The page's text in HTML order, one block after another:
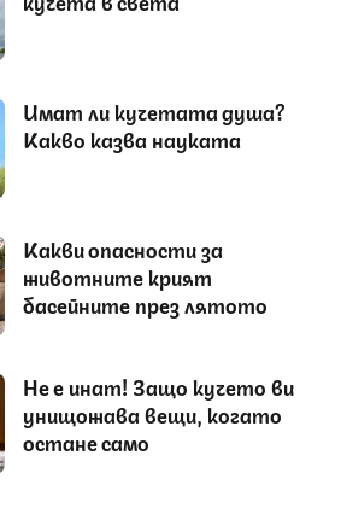
Имат ли кучетата душа?
Какво казва науката
Какви опасности за
животните крият
басейните през лятото
Не е инат! Защо кучето ви
унищожава вещи, когато
остане само